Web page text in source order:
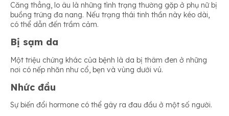
Căng thẳng, lo âu là những tình trạng thường gặp ở phụ nữ bị
buồng trứng đa nang. Nếu trạng thái tinh thần này kéo dài,
có thể dẫn đến trầm cảm.
Bị sạm da
Một triệu chứng khác của bệnh là da bị thâm đen ở những
nơi có nếp nhăn như cổ, bẹn và vùng dưới vú.
Nhức đầu
Sự biến đổi hormone có thể gây ra đau đầu ở một số người.